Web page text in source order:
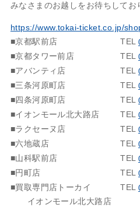
みなさまのお越しをお待ちしてお
https://www.tokai-ticket.co.jp/
■京都駅前店
TEL
■京都タワー前店
TEL
■アバンティ店
TEL
■三条河原町店
TEL
■四条河原町店
TEL
■イオンモール北大路店
TEL
■ラクセーヌ店
TEL
■六地蔵店
TEL
■山科駅前店
TEL
■円町店
TEL
■買取専門店トーカイ
イオンモール北大路店
TEL